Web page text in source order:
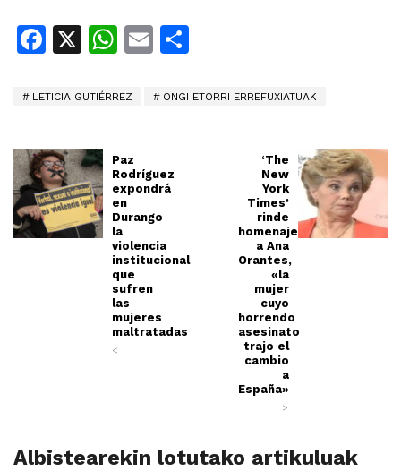
Facebook
X WhatsApp
Email
LETICIA GUTIÉRREZ ONGI ETORRI ERREFUXIATUAK
Paz
Rodríguez
expondrá
en
Durango
la
violencia
institucional
que
sufren
las
mujeres
maltratadas
<
‘The
New
York
Times’
rinde
homenaje
a Ana
Orantes,
«la
mujer
cuyo
horrendo
asesinato
trajo el
cambio
a
España»
>
Albistearekin lotutako artikuluak